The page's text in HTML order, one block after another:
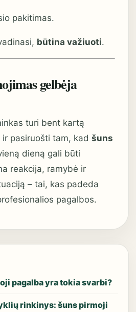
pagalba yra tokia svarbi?
rinkinys: šuns pirmoji
pakitimas.
būtina važiuoti.
gelbėja
turi bent kartą
pasiruošti tam, kad šuns
dieną gali būti
reakcija, ramybė ir
– tai, kas padeda
pagalbos.